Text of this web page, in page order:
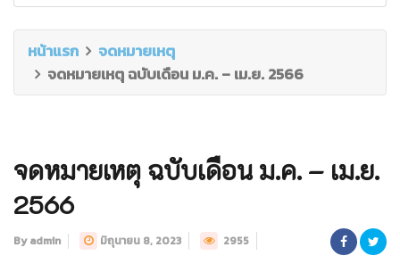
หน้าแรก
จดหมายเหตุ
จดหมายเหตุ ฉบับเดือน ม.ค. – เม.ย. 2566
จดหมายเหตุ ฉบับเดือน ม.ค. – เม.ย.
2566
By admin มิถุนายน 8, 2023 2955